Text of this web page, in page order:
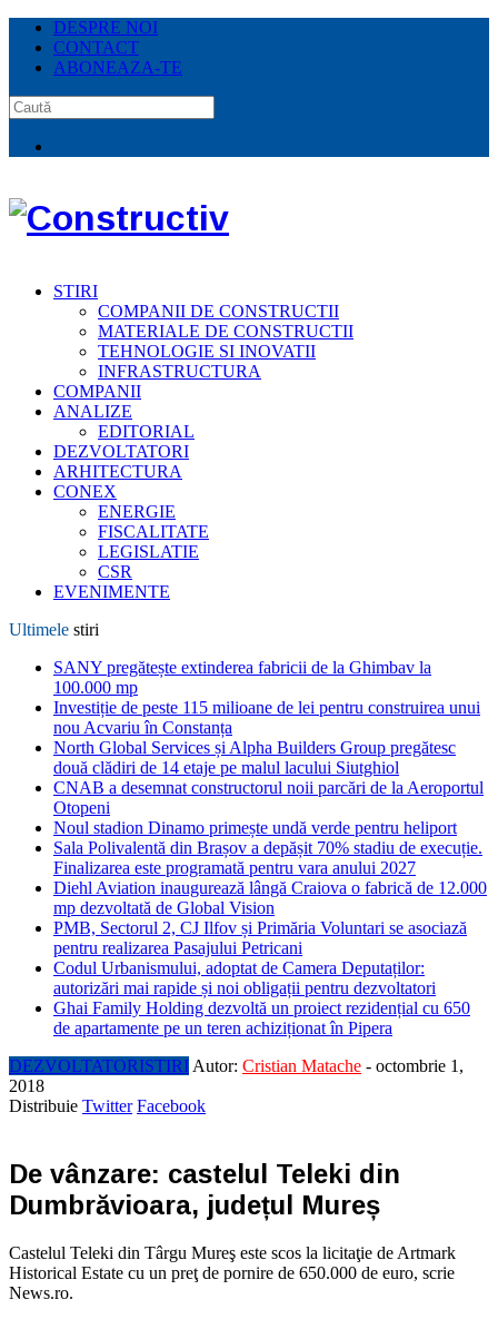
DESPRE NOI
CONTACT
ABONEAZA-TE
STIRI
COMPANII DE CONSTRUCTII
MATERIALE DE CONSTRUCTII
TEHNOLOGIE SI INOVATII
INFRASTRUCTURA
COMPANII
ANALIZE
EDITORIAL
DEZVOLTATORI
ARHITECTURA
CONEX
ENERGIE
FISCALITATE
LEGISLATIE
CSR
EVENIMENTE
Ultimele stiri
SANY pregătește extinderea fabricii de la Ghimbav la
100.000 mp
Investiție de peste 115 milioane de lei pentru construirea unui
nou Acvariu în Constanța
North Global Services și Alpha Builders Group pregătesc
două clădiri de 14 etaje pe malul lacului Siutghiol
CNAB a desemnat constructorul noii parcări de la Aeroportul
Otopeni
Noul stadion Dinamo primește undă verde pentru heliport
Sala Polivalentă din Brașov a depășit 70% stadiu de execuție.
Finalizarea este programată pentru vara anului 2027
Diehl Aviation inaugurează lângă Craiova o fabrică de 12.000
mp dezvoltată de Global Vision
PMB, Sectorul 2, CJ Ilfov și Primăria Voluntari se asociază
pentru realizarea Pasajului Petricani
Codul Urbanismului, adoptat de Camera Deputaților:
autorizări mai rapide și noi obligații pentru dezvoltatori
Ghai Family Holding dezvoltă un proiect rezidențial cu 650
de apartamente pe un teren achiziționat în Pipera
DEZVOLTATORISTIRI Autor: Cristian Matache - octombrie 1,
2018
Distribuie Twitter Facebook
De vânzare: castelul Teleki din
Dumbrăvioara, județul Mureș
Castelul Teleki din Târgu Mureş este scos la licitaţie de Artmark
Historical Estate cu un preţ de pornire de 650.000 de euro, scrie
News.ro.